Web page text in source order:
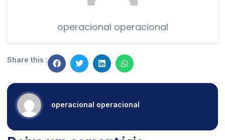
operacional operacional
Share this :
operacional operacional